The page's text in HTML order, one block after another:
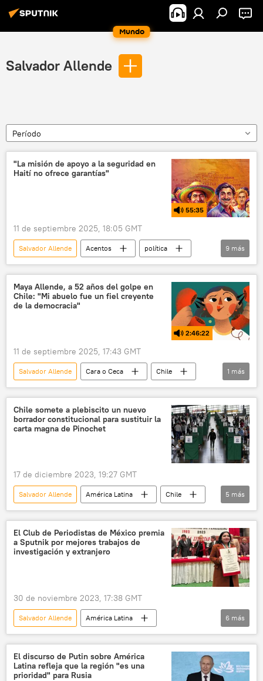
Mundo
Salvador Allende
Período
"La misión de apoyo a la seguridad en
Haití no ofrece garantías"
55:35
11 de septiembre 2025, 18:05 GMT
Salvador Allende Acentos
política
seguridad
Augusto Pinochet
Haití
Chile
Kenia
ONU
Donald Trump
La Moneda dictadura
9 más
Maya Allende, a 52 años del golpe en
Chile: "Mi abuelo fue un fiel creyente
de la democracia"
2:46:22
11 de septiembre 2025, 17:43 GMT
Salvador Allende Cara o Ceca
Chile
política
1 más
Chile somete a plebiscito un nuevo
borrador constitucional para sustituir la
carta magna de Pinochet
17 de diciembre 2023, 19:27 GMT
Salvador Allende América Latina
Chile
📰 Estallido social en Chile
Augusto Pinochet
Gabriel Boric
Punta Arenas
plebiscito
5 más
El Club de Periodistas de México premia
a Sputnik por mejores trabajos de
investigación y extranjero
30 de noviembre 2023, 17:38 GMT
Salvador Allende
América Latina
Augusto Pinochet
política
Chile
EEUU
México
Sputnik (medio de comunicación)
6 más
El discurso de Putin sobre América
Latina refleja que la región "es una
prioridad" para Rusia